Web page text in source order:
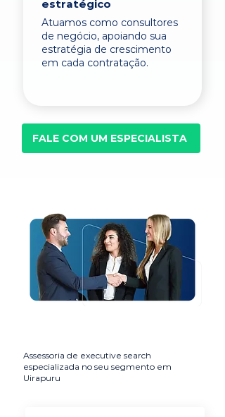
estratégico
Atuamos como consultores
de negócio, apoiando sua
estratégia de crescimento
em cada contratação.
FALE COM UM ESPECIALISTA
Assessoria de executive search
especializada no seu segmento em
Uirapuru